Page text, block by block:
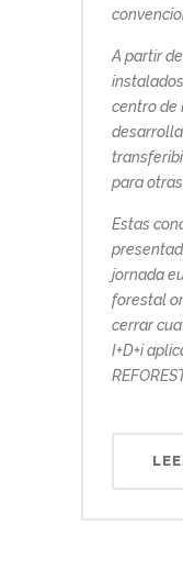
A partir
centro de
para
Estas
jornada
forestal
cerrar
I+D+i